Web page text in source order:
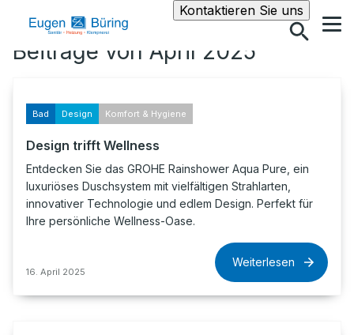
Kontaktieren Sie unsSuche
Beiträge von April 2025
Bad Design Komfort & Hygiene
Design trifft Wellness
Entdecken Sie das GROHE Rainshower Aqua Pure, ein
luxuriöses Duschsystem mit vielfältigen Strahlarten,
innovativer Technologie und edlem Design. Perfekt für
Ihre persönliche Wellness-Oase.
16. April 2025
Weiterlesen